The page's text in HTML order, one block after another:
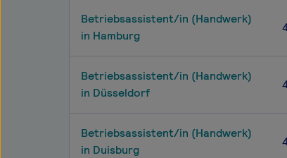
Betriebsassistent/in (Handwerk)
in Hamburg
Betriebsassistent/in (Handwerk)
in Düsseldorf
Betriebsassistent/in (Handwerk)
in Duisburg